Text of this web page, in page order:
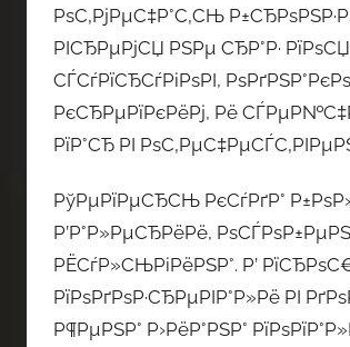
РѕС‚РјРµС‡Р°С‚СЊ
РІСЂРµРјСЏ РЅРµ СЂР°Р·
СЃСѓРїСЂСѓРіРѕРІ,
РєСЂРµРїРєРёРј, Рё
РїР°СЂ РІ
РўРµРїРµСЂСЊ РєСѓРґР°
Р’Р°Р»РµСЂРёРё,
РЁСѓР»СЊРіРёРЅР°. Р’
РїРѕРґРѕР·СЂРµРІР°Р»Рё РІ
Р¶РµРЅР° Р›РёР°РЅР°